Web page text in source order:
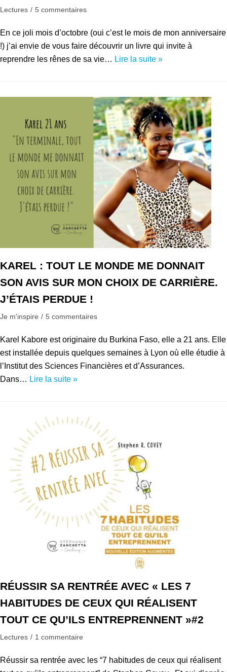
Lectures 5 commentaires
En ce joli mois d’octobre (oui c’est le mois de mon anniversaire
!) j’ai envie de vous faire découvrir un livre qui invite à
reprendre les rênes de sa vie… Lire la suite »
KAREL : TOUT LE MONDE ME DONNAIT
SON AVIS SUR MON CHOIX DE CARRIÈRE.
J’ÉTAIS PERDUE !
Je m'inspire 5 commentaires
Karel Kabore est originaire du Burkina Faso, elle a 21 ans. Elle
est installée depuis quelques semaines à Lyon où elle étudie à
l’Institut des Sciences Financières et d’Assurances.
Dans… Lire la suite »
RÉUSSIR SA RENTRÉE AVEC « LES 7
HABITUDES DE CEUX QUI RÉALISENT
TOUT CE QU’ILS ENTREPRENNENT »#2
Lectures 1 commentaire
Réussir sa rentrée avec les “7 habitudes de ceux qui réalisent